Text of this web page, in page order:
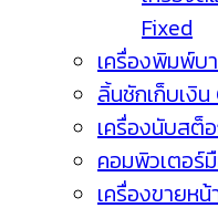
Fixed
เครื่องพิมพ์บ
ลิ้นชักเก็บเงิ
เครื่องนับสต็
คอมพิวเตอร์
เครื่องขายห